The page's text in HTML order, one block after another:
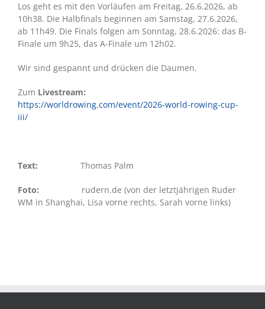
Los geht es mit den Vorläufen am Freitag, 26.6.2026, ab
10h38. Die Halbfinals beginnen am Samstag, 27.6.2026,
ab 11h49. Die Finals folgen am Sonntag, 28.6.2026: das B-
Finale um 9h25, das A-Finale um 12h02.
Wir sind gespannt und drücken die Daumen.
Zum Livestream:
https://worldrowing.com/event/2026-world-rowing-cup-
iii/
Text: Thomas Palm
Foto: rudern.de (von der letztjährigen Ruder
WM in Shanghai, Lisa vorne rechts, Sarah vorne links)